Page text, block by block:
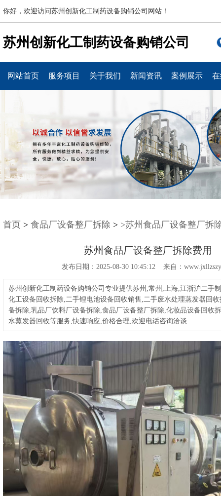
你好，欢迎访问苏州创新化工制药设备购销公司网站！
苏州创新化工制药设备购销公司
网站首页 服务项目 关于我们 新闻资讯 案例展示
首页 > 食品厂设备整厂拆除 > >苏州食品厂设备整厂拆
苏州食品厂设备整厂拆除费用
发布日期：2025-08-30 10:45:12 来自：
苏州创新化工制药设备购销公司专业提供苏州,常州,上海,江浙沪二手
化工设备回收拆除,二手锂电池设备回收销售,二手废水处理蒸发器回
备拆除,乳品厂饮料厂设备拆除,食品厂设备整厂拆除,化妆品设备回收
水蒸发器回收等服务,快速响应,价格合理,欢迎电话咨询洽谈